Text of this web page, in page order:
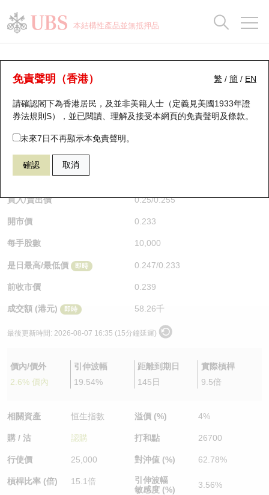
本結構性產品並無抵押品
繁 / 簡 / EN
免責聲明（香港）
請確認閣下為香港居民，及並非美籍人士（定義見美國1933年證
券法規則S），並已閱讀、理解及接受本網頁的免責聲明及條款。
未來7日不再顯示本免責聲明。
確認 取消
認股證分析儀
表現 街貨統計 比較
25916 瑞銀認購 HSI 恒生指數
$0.25 0.011 (+4.6%)
買入/賣出價 0.25/0.255
開市價 0.233
每手股數 10,000
是日最高/最低價 即時 0.247/0.233
前收市價 0.239
成交額 (港元) 即時 58.26千
最後更新時間: 2026-08-07 16:35 (15分鐘延遲)
價內/價外
2.6% 價內
引伸波幅
19.54%
距離到期日
145日
實際槓桿
9.5倍
相關資產 恒生指數
購 / 沽 認購
行使價 25,000
槓桿比率 (倍) 15.1倍
溢價 (%) 4%
打和點 26700
對沖值 (%) 62.78%
引伸波幅
敏感度 (%)
3.56%
瑞銀認股證一覽
新發行瑞銀認股證
即將到期認股證
認股證到期結算價查詢
認股證分析儀
認股證速算機
認股證/牛熊證日誌
認股證文件及公告
街貨統計
比較
牛熊全景快搜
牛熊證搜尋
牛熊證街貨分佈圖
正股牛熊證列表
新發行瑞銀牛熊證
已收回牛熊證剩餘價值
牛熊證到期結算價查詢
牛熊證分析儀
街貨統計
比較
十大升幅/跌幅
十大認股證成交分佈
十天股證佔大市成交
資金流
街貨統計
三十大平均引伸波幅
正股分析儀
二十大活躍股份
恒指成份股
國指成份股
科指成份股
相關資產沽空
中資ETFs溢價比較
AH 股價對照
持股比重
顯示所有持股比重
每月輪證大市專題
輪證專欄
講座及教育短片
認股證投資者教育
牛熊證投資者教育
認股證牛熊證常問問題